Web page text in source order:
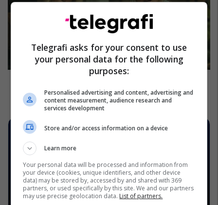
Telegrafi asks for your consent to use
your personal data for the following
purposes:
Personalised advertising and content, advertising and
content measurement, audience research and
services development
Store and/or access information on a device
Learn more
Your personal data will be processed and information from
your device (cookies, unique identifiers, and other device
data) may be stored by, accessed by and shared with 369
partners, or used specifically by this site. We and our partners
may use precise geolocation data. List of partners.